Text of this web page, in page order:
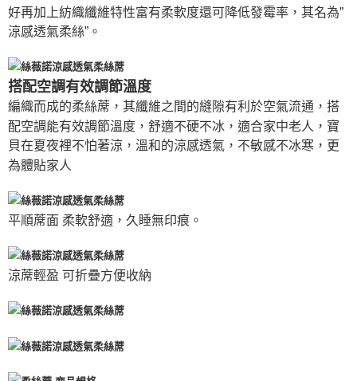
好再加上紡織纖維特性富有柔軟度還可降低發霉率，其名為”
涼感透氣柔絲”。
搭配空調有效調節溫度
編織而成的柔絲蓆，其纖維之間的縫隙有利於空氣流通，搭
配空調能有效調節溫度，舒適不硬不冰，適合家中老人，寶
貝在夏夜裡不怕著涼，溫和的涼感透氣，不敏感不冰寒，更
為體貼家人
平順蓆面 柔軟舒適，久睡無印痕。
涼蓆輕盈 可折疊方便收納